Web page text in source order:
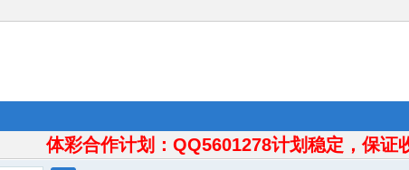
体彩合作计划：QQ5601278计划稳定，保证